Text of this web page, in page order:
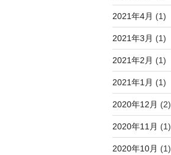
2021年4月 (1)
2021年3月 (1)
2021年2月 (1)
2021年1月 (1)
2020年12月 (2)
2020年11月 (1)
2020年10月 (1)